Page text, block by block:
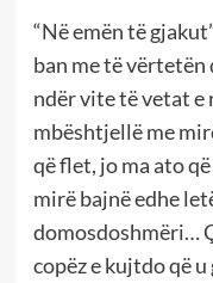
“Në emën të
ban me të vërtetën
ndër vite të vetat e
mbështjellë me
që flet, jo ma ato
mirë bajnë edhe
domosdoshmëri…
copëz e kujtdo që